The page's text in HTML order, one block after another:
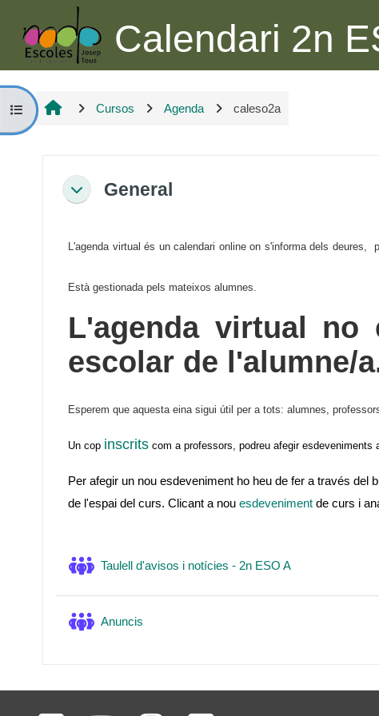
Ves al contingut principal
Calendari 2n
Obre l'índex del cursCursos Agenda caleso2a
Descripció general de la secció
RedueixGeneral
L'agenda virtual és un calendari online on s'informa dels
Està gestionada pels mateixos alumnes.
L'agenda virtual no
escolar de l'alumne/
Esperem que aquesta eina sigui útil per a tots: alumnes,
Un cop inscrits com a professors, podreu afegir esdeveniments
Per afegir un nou esdeveniment ho heu de fer a través del
de l'espai del curs. Clicant a nouesdeveniment de curs i
Taulell d'avisos i notícies - 2n ESO A
Anuncis